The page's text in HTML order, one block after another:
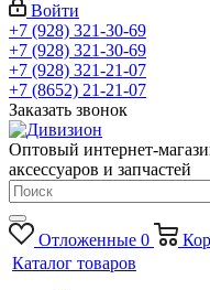
Войти
+7 (928) 321-30-69
+7 (928) 321-30-69
+7 (928) 321-21-07
+7 (8652) 21-21-07
Заказать звонок
Оптовый интернет-
аксессуаров и запчастей
Отложенные 0
Каталог товаров